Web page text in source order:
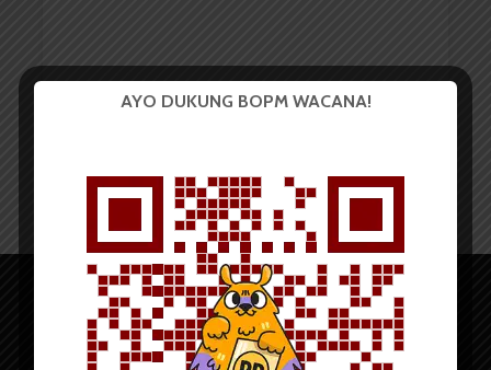
AYO DUKUNG BOPM WACANA!